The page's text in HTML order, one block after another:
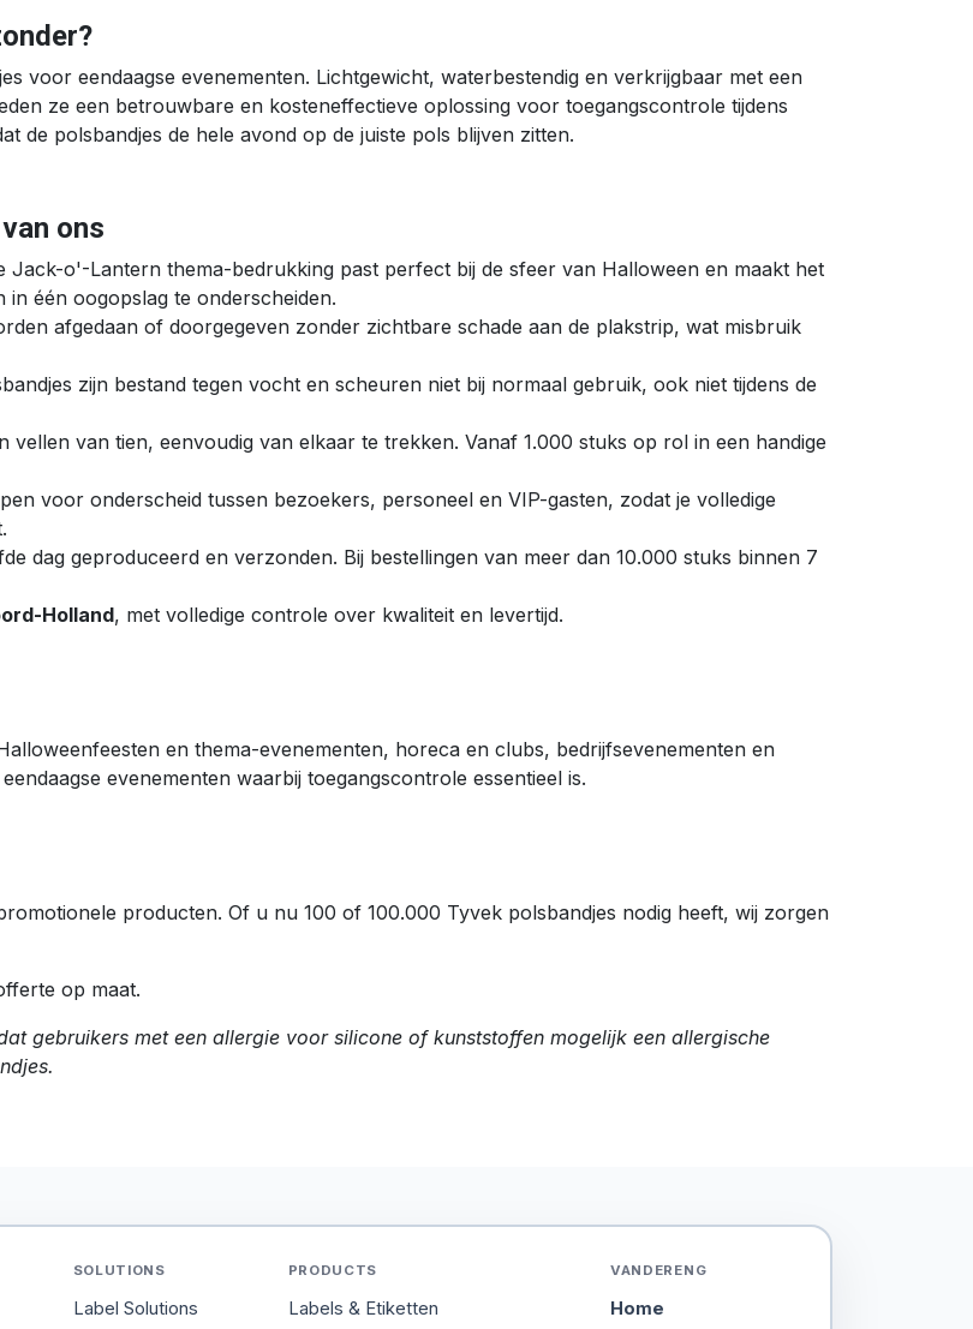
voor eendaagse evenementen. Lichtgewicht, waterbestendig en verkrijgbaar met een
ze een betrouwbare en kosteneffectieve oplossing voor toegangscontrole tijdens
de polsbandjes de hele avond op de juiste pols blijven zitten.
ons
Jack-o'-Lantern thema-bedrukking past perfect bij de sfeer van Halloween en maakt het
één oogopslag te onderscheiden.
afgedaan of doorgegeven zonder zichtbare schade aan de plakstrip, wat misbruik
zijn bestand tegen vocht en scheuren niet bij normaal gebruik, ook niet tijdens de
vellen van tien, eenvoudig van elkaar te trekken. Vanaf 1.000 stuks op rol in een handige
voor onderscheid tussen bezoekers, personeel en VIP-gasten, zodat je volledige
dag geproduceerd en verzonden. Bij bestellingen van meer dan 10.000 stuks binnen 7
Holland, met volledige controle over kwaliteit en levertijd.
en thema-evenementen, horeca en clubs, bedrijfsevenementen en
evenementen waarbij toegangscontrole essentieel is.
producten. Of u nu 100 of 100.000 Tyvek polsbandjes nodig heeft, wij zorgen
op maat.
gebruikers met een allergie voor silicone of kunststoffen mogelijk een allergische
SOLUTIONS
Label Solutions
PRODUCTS
Labels & Etiketten
VANDERENG
Home